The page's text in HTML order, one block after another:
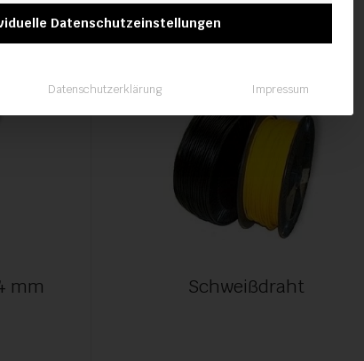
mm
Schweißdraht
Datenschutzeinstellungen
Datenschutzerklärung Impressum